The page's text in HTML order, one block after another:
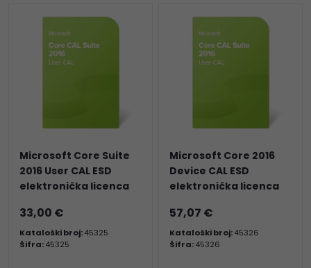
Microsoft Core Suite
2016 User CAL ESD
elektronička licenca
33,00 €
Kataloški broj:45325
Šifra:45325
Microsoft Core 2016
Device CAL ESD
elektronička licenca
57,07 €
Kataloški broj:45326
Šifra:45326